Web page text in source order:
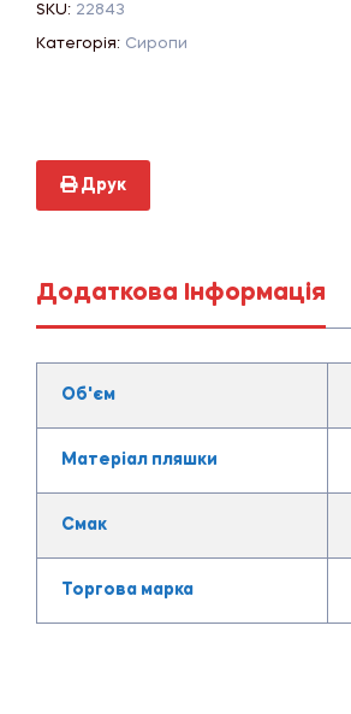
SKU: 22843
Категорія: Сиропи
Друк
Додаткова Інформація
Об'єм
Матеріал пляшки
Смак
Торгова марка